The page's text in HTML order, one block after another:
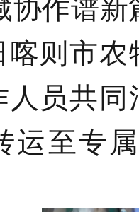
协作谱
喀则市
员共
运至专